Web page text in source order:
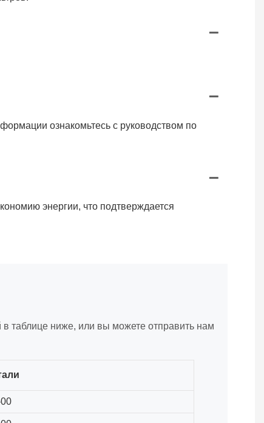
ознакомьтесь с руководством по
энергии, что подтверждается
таблице ниже, или вы можете отправить нам